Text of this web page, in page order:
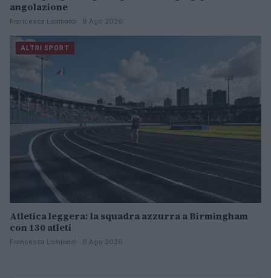
angolazione
Francesca Lombardi · 9 Ago 2026
ALTRI SPORT
Atletica leggera: la squadra azzurra a Birmingham
con 130 atleti
Francesca Lombardi · 9 Ago 2026